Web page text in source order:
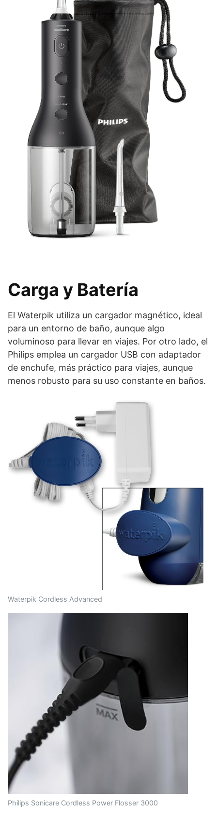
Carga y Batería
El Waterpik utiliza un cargador magnético, ideal
para un entorno de baño, aunque algo
voluminoso para llevar en viajes. Por otro lado, el
Philips emplea un cargador USB con adaptador
de enchufe, más práctico para viajes, aunque
menos robusto para su uso constante en baños.
Waterpik Cordless Advanced
Philips Sonicare Cordless Power Flosser 3000